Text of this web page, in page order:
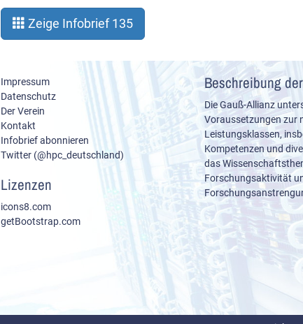
Zeige Infobrief 135
Impressum
Datenschutz
Der Verein
Kontakt
Infobrief abonnieren
Twitter (@hpc_deutschland)
Lizenzen
icons8.com
getBootstrap.com
Beschreibung
Die Gauß-Allianz
Voraussetzungen zur
Leistungsklassen,
Kompetenzen und
das
Forschungsaktivität